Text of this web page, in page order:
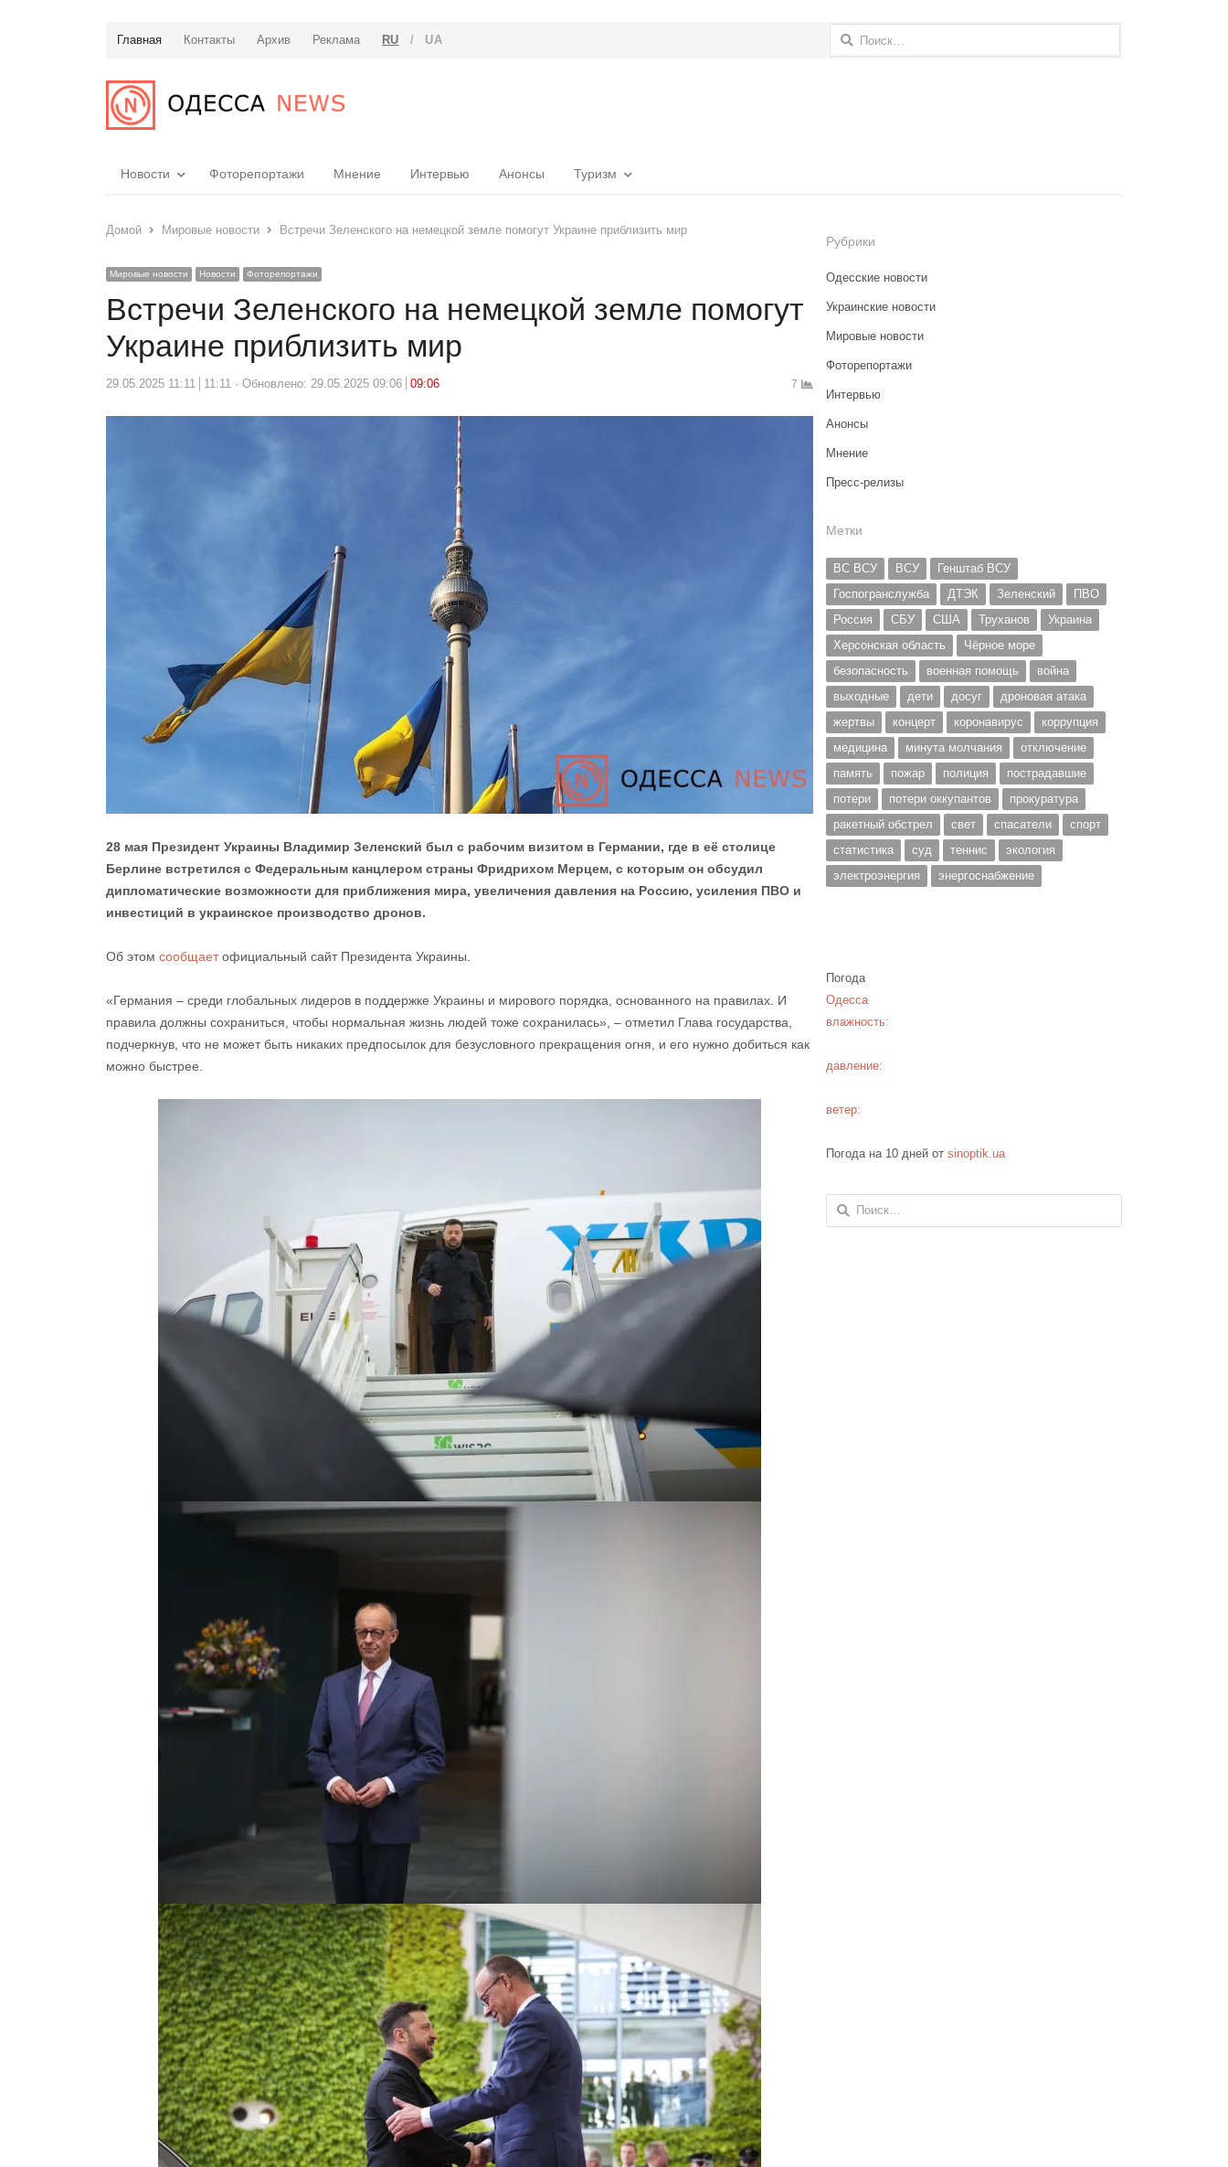
Главная Контакты Архив Реклама RU / UA Найти:
Новости Фоторепортажи Мнение Интервью Анонсы Туризм
Домой Мировые новости Встречи Зеленского на немецкой земле помогут Украине приблизить мир
Мировые новости Новости Фоторепортажи
Встречи Зеленского на немецкой земле помогут
Украине приблизить мир
29.05.2025 11:11 11:11 Обновлено: 29.05.2025 09:06 09:06 7
28 мая Президент Украины Владимир Зеленский был с рабочим визитом в Германии, где в её столице
Берлине встретился с Федеральным канцлером страны Фридрихом Мерцем, с которым он обсудил
дипломатические возможности для приближения мира, увеличения давления на Россию, усиления ПВО и
инвестиций в украинское производство дронов.
Об этом сообщаетофициальный сайт Президента Украины.
«Германия – среди глобальных лидеров в поддержке Украины и мирового порядка, основанного на правилах. И
правила должны сохраниться, чтобы нормальная жизнь людей тоже сохранилась», – отметил Глава государства,
подчеркнув, что не может быть никаких предпосылок для безусловного прекращения огня, и его нужно добиться как
можно быстрее.
Рубрики
Одесские новости
Украинские новости
Мировые новости
Фоторепортажи
Интервью
Анонсы
Мнение
Пресс-релизы
Метки
ВС ВСУ ВСУ
Генштаб ВСУ
Госпогранслужба
ДТЭК Зеленский
ПВО
Россия
СБУ США Труханов
Украина
Херсонская область
Чёрное море
безопасность
военная помощь
война
выходные
дети досуг
дроновая атака
жертвы
концерт коронавирус
коррупция
медицина
минута молчания
отключение
память
пожар полиция
пострадавшие
потери
потери оккупантов
прокуратура
ракетный обстрел
свет спасатели
спорт
статистика
суд теннис
экология
электроэнергия
энергоснабжение
Погода
Одесса
влажность:
давление:
ветер:
Погода на 10 дней отsinoptik.ua
Найти: